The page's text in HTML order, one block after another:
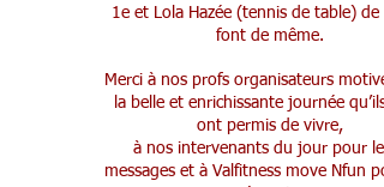
1e et Lola Hazée (tennis de table) de
font de même.
Merci à nos profs organisateurs
la belle et enrichissante journée qu’ils
ont permis de vivre,
à nos intervenants du jour pour
messages et à Valfitness move Nfun